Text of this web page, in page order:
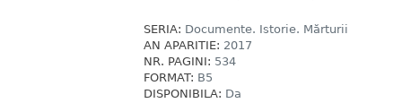
SERIA: Documente. Istorie. Mărturii
AN APARITIE: 2017
NR. PAGINI: 534
FORMAT: B5
DISPONIBILA: Da